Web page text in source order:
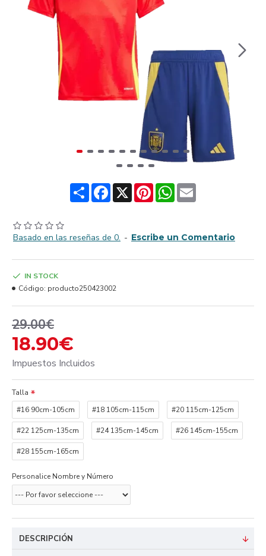
ShareFacebook
X PinterestWhatsApp
Email
Basado en las reseñas de 0. - Escribe un Comentario
18.90€
29.00€
Impuestos Incluidos
IN STOCK
Código: producto250423002
Talla
#16 90cm-105cm
#18 105cm-115cm #20 115cm-125cm
#22 125cm-135cm #24 135cm-145cm #26 145cm-155cm
#28 155cm-165cm
Personalice Nombre y Número
DESCRIPCIÓN